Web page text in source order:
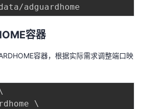
容器
容器，根据实际需求调整端口映
\